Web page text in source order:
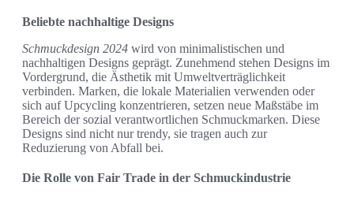
Beliebte nachhaltige Designs
Schmuckdesign 2024 wird von minimalistischen und
nachhaltigen Designs geprägt. Zunehmend stehen Designs im
Vordergrund, die Ästhetik mit Umweltverträglichkeit
verbinden. Marken, die lokale Materialien verwenden oder
sich auf Upcycling konzentrieren, setzen neue Maßstäbe im
Bereich der sozial verantwortlichen Schmuckmarken. Diese
Designs sind nicht nur trendy, sie tragen auch zur
Reduzierung von Abfall bei.
Die Rolle von Fair Trade in der Schmuckindustrie